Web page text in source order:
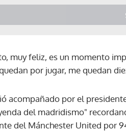
muy feliz, es un momento
por jugar, me quedan
acompañado por el
del madridismo"
del Mánchester United por